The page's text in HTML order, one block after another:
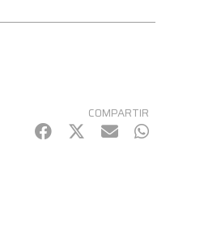
COMPARTIR
Facebook
Twitter
mail WhatsApp